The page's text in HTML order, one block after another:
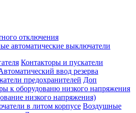
отключения
автоматические выключатели
Контакторы и пускатели
ввод резерва
предохранителей Доп
к оборудованю низкого напряжения
низкого напряжения)
в литом корпусе Воздушные